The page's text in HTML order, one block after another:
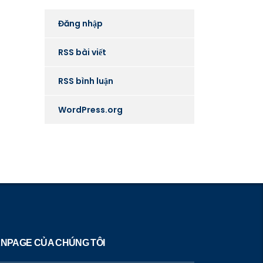
Đăng nhập
RSS bài viết
RSS bình luận
WordPress.org
CỦA CHÚNG TÔI